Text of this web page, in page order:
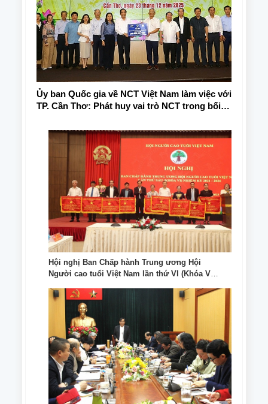
Ủy ban Quốc gia về NCT Việt Nam làm việc với
TP. Cần Thơ: Phát huy vai trò NCT trong bối
Hội nghị Ban Chấp hành Trung ương Hội
Người cao tuổi Việt Nam lần thứ VI (Khóa VI)